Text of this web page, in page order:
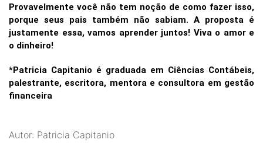
Provavelmente você não tem noção de como fazer isso,
porque seus pais também não sabiam. A proposta é
justamente essa, vamos aprender juntos! Viva o amor e
o dinheiro!
*Patricia Capitanio é graduada em Ciências Contábeis,
palestrante, escritora, mentora e consultora em gestão
financeira
Autor: Patricia Capitanio